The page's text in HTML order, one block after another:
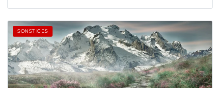
SONSTIGES